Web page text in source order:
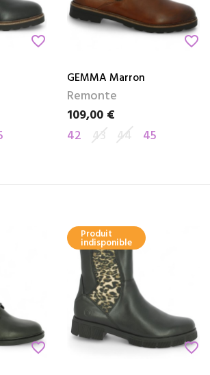
favorite_border favorite_border
GEMMA Marron
Remonte
Prix
109,00 €
42 43 44 45
favorite_border
Produit
indisponible
favorite_border